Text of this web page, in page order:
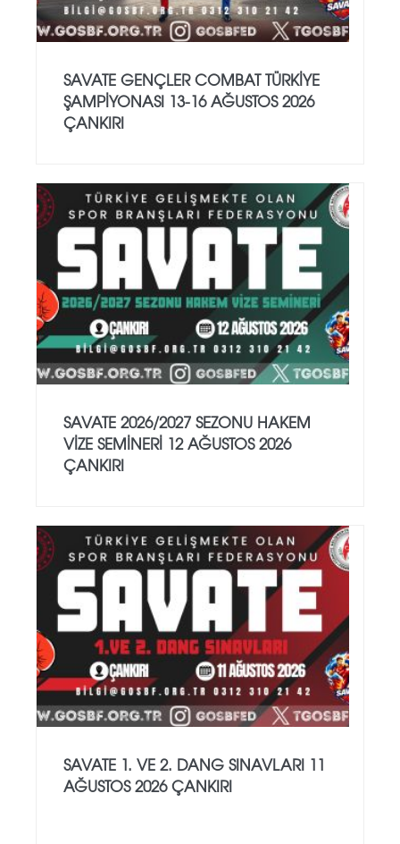
SAVATE GENÇLER COMBAT TÜRKİYE
ŞAMPİYONASI 13-16 AĞUSTOS 2026
ÇANKIRI
SAVATE 2026/2027 SEZONU HAKEM
VİZE SEMİNERİ 12 AĞUSTOS 2026
ÇANKIRI
SAVATE 1. VE 2. DANG SINAVLARI 11
AĞUSTOS 2026 ÇANKIRI